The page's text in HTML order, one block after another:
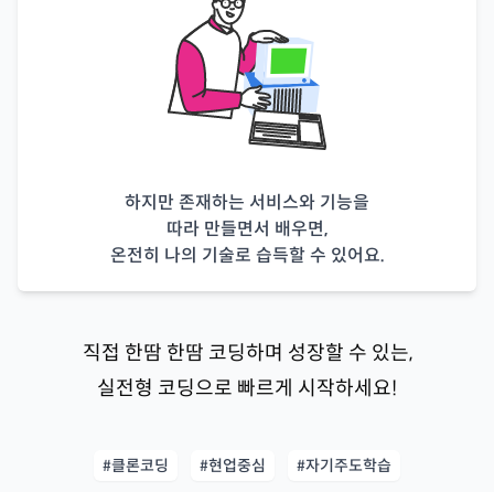
하지만 존재하는 서비스와 기능을
따라 만들면서 배우면,
온전히 나의 기술로 습득할 수 있어요.
직접 한땀 한땀 코딩하며 성장할 수 있는,
실전형 코딩으로 빠르게 시작하세요!
#클론코딩 #현업중심 #자기주도학습